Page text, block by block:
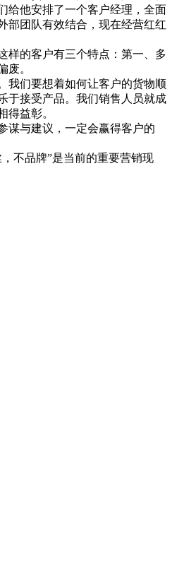
给他安排了一个客户经理，全面
部团队有效结合，现在经营红红
的客户有三个特点：第一、多
废。
们要想着如何让客户的货物顺
于接受产品。我们销售人员就成
益彰。
与建议，一定会赢得客户的
不品牌”是当前的重要营销现